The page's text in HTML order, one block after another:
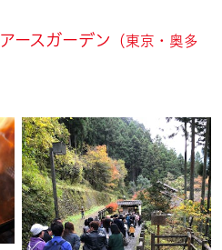
アースガーデン （東京・奥多